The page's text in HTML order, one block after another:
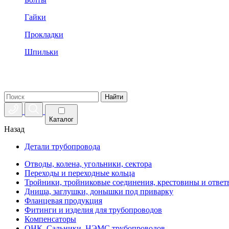
Гайки
Прокладки
Шпильки
Найти
Каталог
Назад
Детали трубопровода
Отводы, колена, угольники, сектора
Переходы и переходные кольца
Тройники, тройниковые соединения, крестовины и
Днища, заглушки, донышки под приварку
Фланцевая продукция
Фитинги и изделия для трубопроводов
Компенсаторы